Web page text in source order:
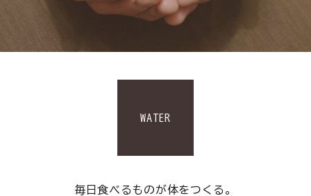
ご相談室
ショッピング
0120-40-1387
WATER
毎日食べるものが体をつくる。